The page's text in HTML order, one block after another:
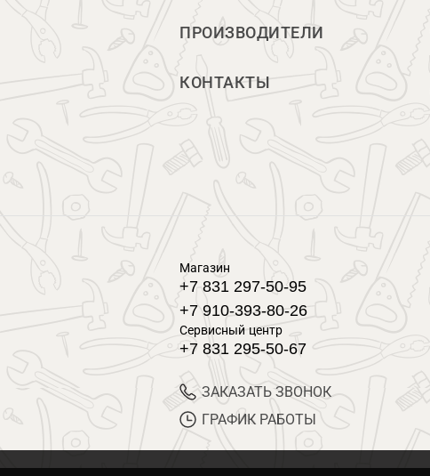
ПРОИЗВОДИТЕЛИ
КОНТАКТЫ
Магазин
+7 831 297-50-95
+7 910-393-80-26
Сервисный центр
+7 831 295-50-67
ЗАКАЗАТЬ ЗВОНОК
ГРАФИК РАБОТЫ